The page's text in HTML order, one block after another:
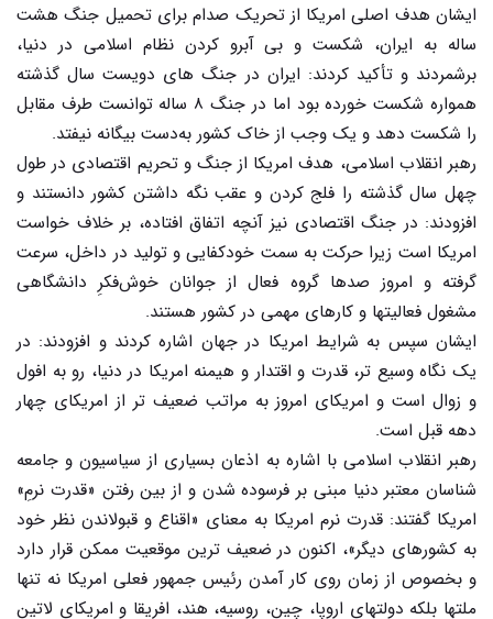
ایشان هدف اصلی امریکا از تحریک صدام برای تحمیل جنگ هشت
ساله به ایران، شکست و بی آبرو کردن نظام اسلامی در دنیا،
برشمردند و تأکید کردند: ایران در جنگ های دویست سال گذشته
همواره شکست خورده بود اما در جنگ ۸ ساله توانست طرف مقابل
را شکست دهد و یک وجب از خاک کشور به‌دست بیگانه نیفتد.
رهبر انقلاب اسلامی، هدف امریکا از جنگ و تحریم اقتصادی در طول
چهل سال گذشته را فلج کردن و عقب نگه داشتن کشور دانستند و
افزودند: در جنگ اقتصادی نیز آنچه اتفاق افتاده، بر خلاف خواست
امریکا است زیرا حرکت به سمت خودکفایی و تولید در داخل، سرعت
گرفته و امروز صدها گروه فعال از جوانان خوش‌فکرِ دانشگاهی
مشغول فعالیتها و کارهای مهمی در کشور هستند.
ایشان سپس به شرایط امریکا در جهان اشاره کردند و افزودند: در
یک نگاه وسیع تر، قدرت و اقتدار و هیمنه امریکا در دنیا، رو به افول
و زوال است و امریکای امروز به مراتب ضعیف تر از امریکای چهار
دهه قبل است.
رهبر انقلاب اسلامی با اشاره به اذعان بسیاری از سیاسیون و جامعه
شناسان معتبر دنیا مبنی بر فرسوده شدن و از بین رفتن «قدرت نرمِ»
امریکا گفتند: قدرت نرم امریکا به معنای «اقناع و قبولاندن نظر خود
به کشورهای دیگر»، اکنون در ضعیف ترین موقعیت ممکن قرار دارد
و بخصوص از زمان روی کار آمدن رئیس جمهور فعلی امریکا نه تنها
ملتها بلکه دولتهای اروپا، چین، روسیه، هند، افریقا و امریکای لاتین